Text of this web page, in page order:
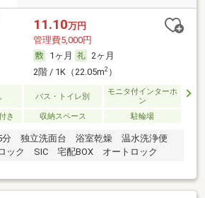
11.10万円
管理費5,000円
1ヶ月
2ヶ月
2階 / 1K（22.05m2）
バス・トイレ別
モニタ付インターホ
ン
き
収納スペース 駐輪場
分 独立洗面台 浴室乾燥 温水洗浄便
ック SIC 宅配BOX オートロック